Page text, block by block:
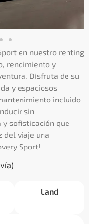
en nuestro renting
rendimiento y
Disfruta de su
y espaciosos
incluido
sin
y sofisticación que
del viaje una
Sport!
Land